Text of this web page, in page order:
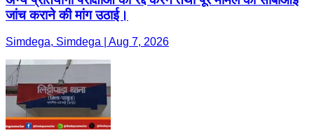
जांच कराने की मांग उठाई।
Simdega, Simdega | Aug 7, 2026